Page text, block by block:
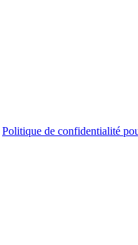
Politique de confidentialité